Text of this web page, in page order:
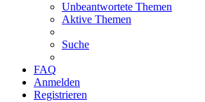
Unbeantwortete Themen
Aktive Themen
Suche
FAQ
Anmelden
Registrieren